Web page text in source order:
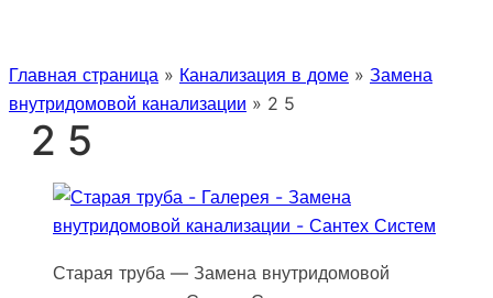
Главная страница » Канализация в доме » Замена
внутридомовой канализации » 2 5
2 5
Старая труба — Замена внутридомовой